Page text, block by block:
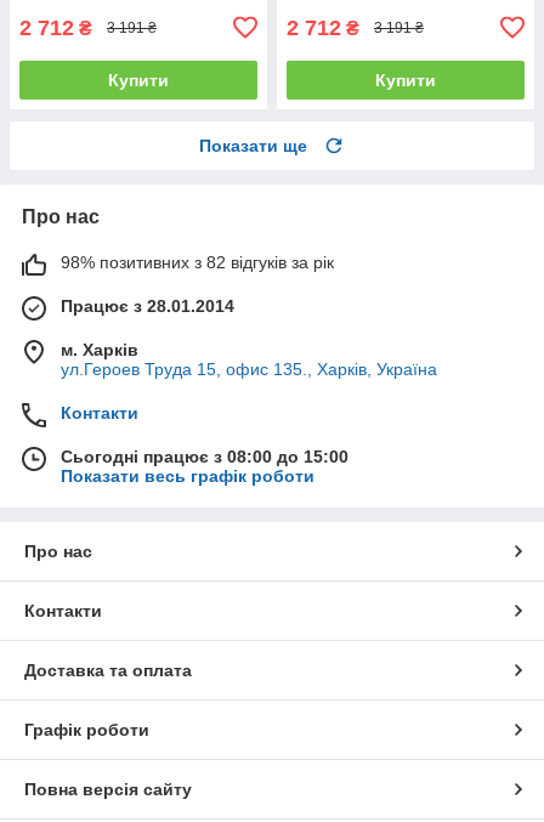
2 712 ₴ 3 191 ₴
Купити
2 712 ₴ 3 191 ₴
Купити
Показати ще
Про нас
98% позитивних з 82 відгуків за рік
Працює з 28.01.2014
м. Харків
ул.Героев Труда 15, офис 135., Харків, Україна
Контакти
Сьогодні працює з 08:00 до 15:00
Показати весь графік роботи
Про нас
Контакти
Доставка та оплата
Графік роботи
Повна версія сайту